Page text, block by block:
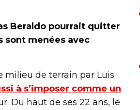
Beraldo pourrait quitter
sont menées avec
milieu de terrain par Luis
à s’imposer comme un
Du haut de ses 22 ans, le